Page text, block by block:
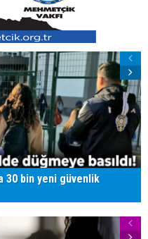
30 bin yeni güvenlik